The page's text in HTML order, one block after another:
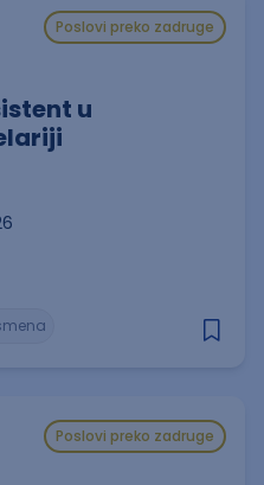
Poslovi preko zadruge
u
Poslovi preko zadruge